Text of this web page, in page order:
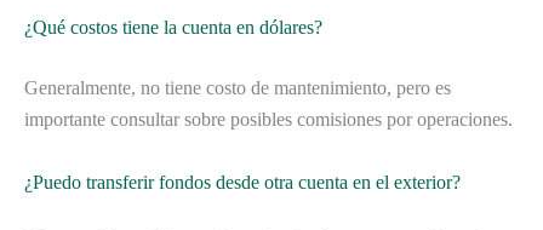
¿Qué costos tiene la cuenta en dólares?
Generalmente, no tiene costo de mantenimiento, pero es
importante consultar sobre posibles comisiones por operaciones.
¿Puedo transferir fondos desde otra cuenta en el exterior?